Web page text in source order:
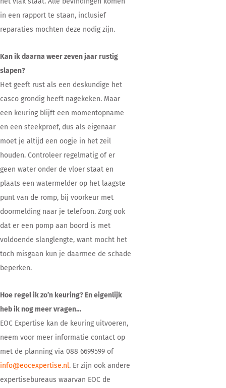
in een rapport te staan, inclusief
reparaties mochten deze nodig zijn.
Kan ik daarna weer zeven jaar rustig
slapen?
Het geeft rust als een deskundige het
casco grondig heeft nagekeken. Maar
een keuring blijft een momentopname
en een steekproef, dus als eigenaar
moet je altijd een oogje in het zeil
houden. Controleer regelmatig of er
geen water onder de vloer staat en
plaats een watermelder op het laagste
punt van de romp, bij voorkeur met
doormelding naar je telefoon. Zorg ook
dat er een pomp aan boord is met
voldoende slanglengte, want mocht het
toch misgaan kun je daarmee de schade
beperken.
Hoe regel ik zo’n keuring? En eigenlijk
heb ik nog meer vragen…
EOC Expertise kan de keuring uitvoeren,
neem voor meer informatie contact op
met de planning via 088 6699599 of
info@eocexpertise.nl. Er zijn ook andere
expertisebureaus waarvan EOC de